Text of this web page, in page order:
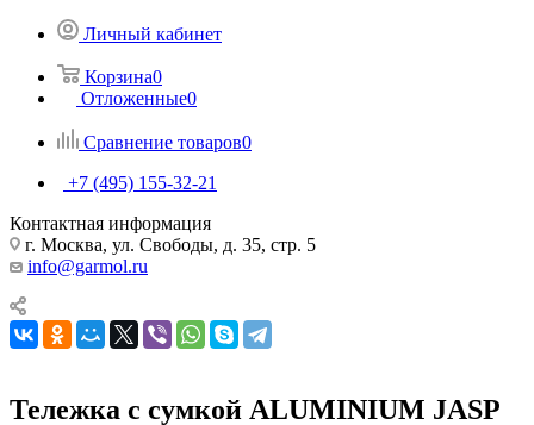
Личный кабинет
Корзина0
Отложенные0
Сравнение товаров0
+7 (495) 155-32-21
Контактная информация
г. Москва, ул. Свободы, д. 35, стр. 5
info@garmol.ru
Тележка с сумкой ALUMINIUM JASP